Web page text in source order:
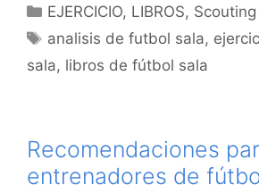
Categorías
EJERCICIO, LIBROS,
Etiquetas
analisis de futbol sala,
sala, libros de fútbol sala
Recomendaciones
entrenadores de